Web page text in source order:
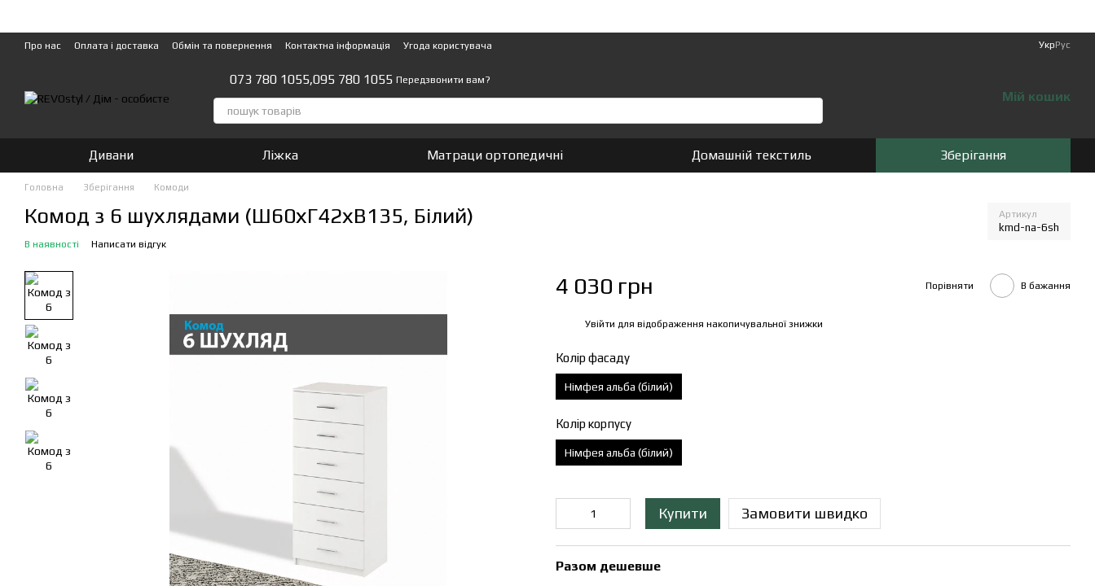
Про нас Оплата і доставка Обмін та повернення Контактна інформація Угода користувача УкрРус
073 780 1055,095 780 1055 Передзвонити вам?
Мій кошик
Дивани Ліжка Матраци ортопедичні Домашній текстиль Зберігання
Головна Зберігання Комоди
Комод з 6 шухлядами (Ш60хГ42хВ135, Білий) Артикул
kmd-na-6sh
В наявності Написати відгук
4 030 грн Порівняти В бажання
Увійти для відображення накопичувальної знижки
Колір фасаду
Німфея альба (білий)
Колір корпусу
Німфея альба (білий)
Купити Замовити швидко
Разом дешевше